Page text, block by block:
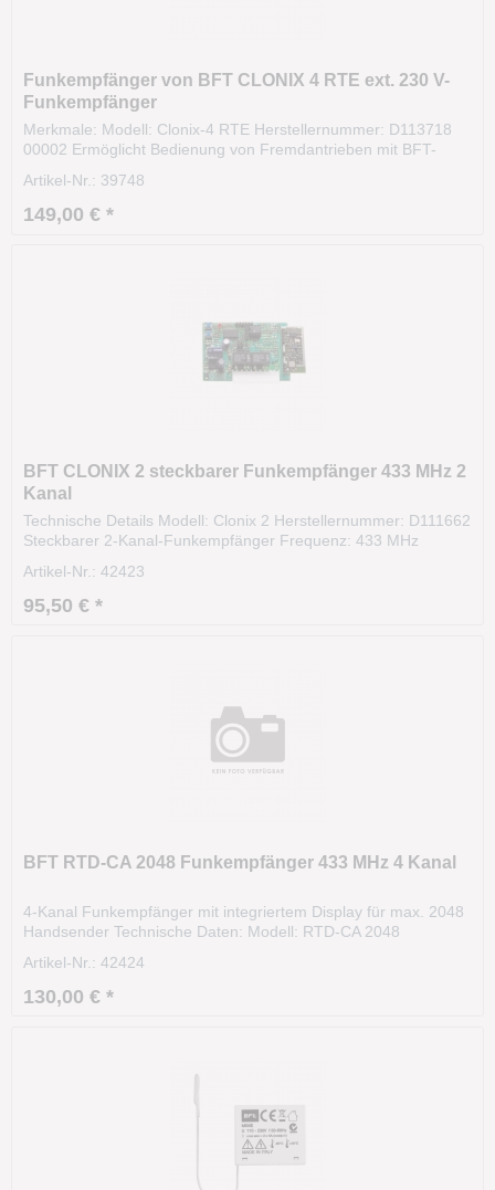
Funkempfänger von BFT CLONIX 4 RTE ext. 230 V-
Funkempfänger
Merkmale: Modell: Clonix-4 RTE Herstellernummer: D113718
00002 Ermöglicht Bedienung von Fremdantrieben mit BFT-
Impulsgebern per Funk Montierbar außerhalb der Steuerung
Stabiles und widerstandsfähiges Gehäuse Kontaktbelastung:...
Artikel-Nr.: 39748
149,00 € *
BFT CLONIX 2 steckbarer Funkempfänger 433 MHz 2
Kanal
Technische Details Modell: Clonix 2 Herstellernummer: D111662
Steckbarer 2-Kanal-Funkempfänger Frequenz: 433 MHz
geeignet Maximal 128 BFT Handsender vom Typ TRC, Ghibli
und MITTO einlernbar Lieferumfang: 1x BFT CLONIX...
Artikel-Nr.: 42423
95,50 € *
BFT RTD-CA 2048 Funkempfänger 433 MHz 4 Kanal
4-Kanal Funkempfänger mit integriertem Display für max. 2048
Handsender Technische Daten: Modell: RTD-CA 2048
433 MHz Spannungsversorgung: 230 V Codierung: Rollingcode
Speicherkapazität: max. 2048 Handsender Mit...
Artikel-Nr.: 42424
130,00 € *